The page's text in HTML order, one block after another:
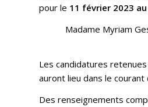
pour le 11 février 2023
Madame Myriam
Les candidatures
auront lieu dans le
Des renseignements